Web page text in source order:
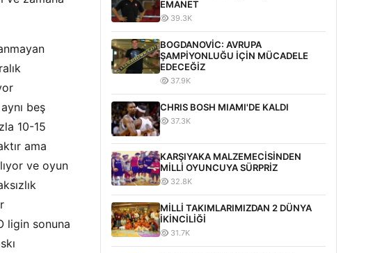
beş
10-15
ama
ve oyun
ligin sonuna
EMANET
39.3K
BOGDANOVİC: AVRUPA
ŞAMPİYONLUĞU İÇİN MÜCADELE
EDECEĞİZ
37.9K
CHRIS BOSH MIAMI'DE KALDI
37.3K
KARŞIYAKA MALZEMECİSİNDEN
MİLLİ OYUNCUYA SÜRPRİZ
32.8K
MİLLİ TAKIMLARIMIZDAN 2 DÜNYA
İKİNCİLİĞİ
31.7K